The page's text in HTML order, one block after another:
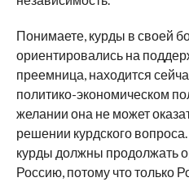
Понимаете, курды в своей
ориентировались на
преемница, находится
политико-экономическом
желании она не может
решении курдского
курды должны продолжать
Россию, потому что только